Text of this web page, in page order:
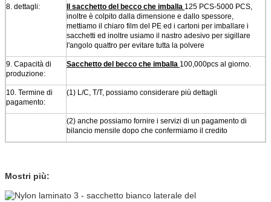
8. dettagli: Il sacchetto del becco che imballa 125 PCS-5000 PCS,
inoltre è colpito dalla dimensione e dallo spessore,
mettiamo il chiaro film del PE ed i cartoni per imballare i
sacchetti ed inoltre usiamo il nastro adesivo per sigillare
l'angolo quattro per evitare tutta la polvere
9. Capacità di
produzione:
Sacchetto del becco che imballa 100,000pcs al giorno.
10. Termine di
pagamento:
(1) L/C, T/T, possiamo considerare più dettagli
(2) anche possiamo fornire i servizi di un pagamento di
bilancio mensile dopo che confermiamo il credito
Mostri più: